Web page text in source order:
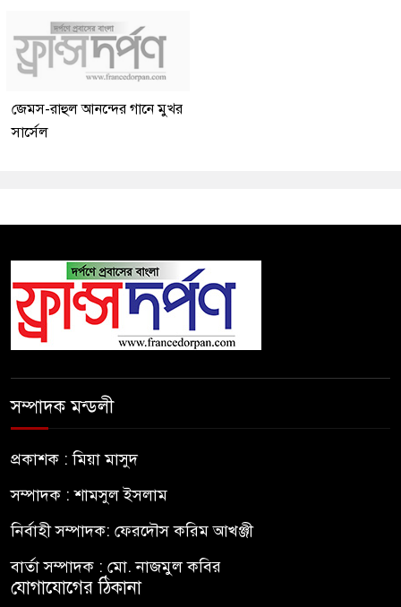
জেমস-রাহুল আনন্দের গানে মুখর
সার্সেল
সম্পাদক মন্ডলী
প্রকাশক : মিয়া মাসুদ
সম্পাদক : শামসুল ইসলাম
নির্বাহী সম্পাদক: ফেরদৌস করিম আখঞ্জী
বার্তা সম্পাদক : মো. নাজমুল কবির
যোগাযোগের ঠিকানা